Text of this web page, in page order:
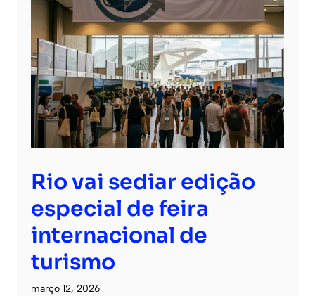
Rio vai sediar edição
especial de feira
internacional de
turismo
março 12, 2026